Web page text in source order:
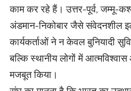
काम कर रहे हैं। उत्तर-पूर्व, जम्मू-
अंडमान-निकोबार जैसे संवेदनशील
कार्यकर्ताओं ने न केवल बुनियादी
बल्कि स्थानीय लोगों में आत्मविश्वास
मजबूत किया।